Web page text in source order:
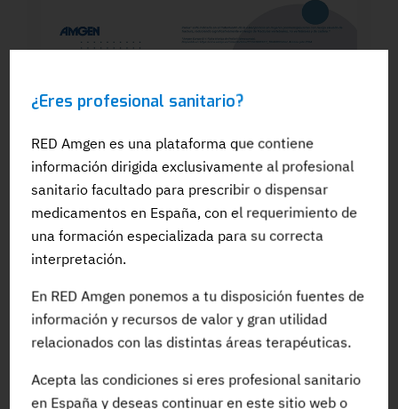
¿Eres profesional sanitario?
RED Amgen es una plataforma que contiene
información dirigida exclusivamente al profesional
sanitario facultado para prescribir o dispensar
medicamentos en España, con el requerimiento de
una formación especializada para su correcta
interpretación.
En RED Amgen ponemos a tu disposición fuentes de
información y recursos de valor y gran utilidad
relacionados con las distintas áreas terapéuticas.
Acepta las condiciones si eres profesional sanitario
en España y deseas continuar en este sitio web o
Dra. Silvia González: El papel del
pacientes en tratamiento para la OP: Qué
es la osteoporosis
ACCEDE A TODA LA FORMACIÓN